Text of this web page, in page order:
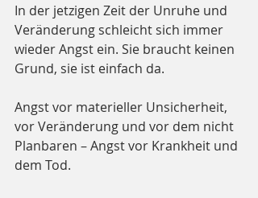
In der jetzigen Zeit der Unruhe und
Veränderung schleicht sich immer
wieder Angst ein. Sie braucht keinen
Grund, sie ist einfach da.
Angst vor materieller Unsicherheit,
vor Veränderung und vor dem nicht
Planbaren – Angst vor Krankheit und
dem Tod.